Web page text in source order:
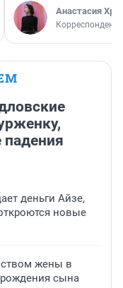
Анастасия
Корреспондент
деньги Айзе,
новые
жены в
рождения сына